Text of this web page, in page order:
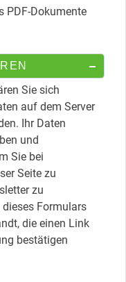
PDF-Dokumente
Sie sich
auf dem Server
Ihr Daten
und
Sie bei
Seite zu
zu
Formulars
die einen Link
bestätigen